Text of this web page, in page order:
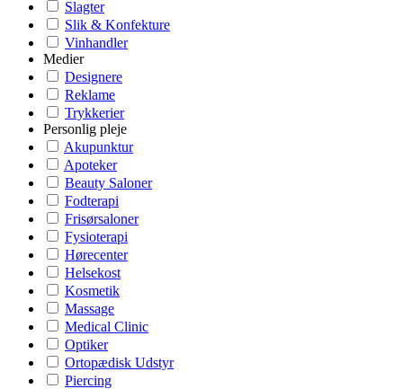
Slagter
Slik & Konfekture
Vinhandler
Medier
Designere
Reklame
Trykkerier
Personlig pleje
Akupunktur
Apoteker
Beauty Saloner
Fodterapi
Frisørsaloner
Fysioterapi
Hørecenter
Helsekost
Kosmetik
Massage
Medical Clinic
Optiker
Ortopædisk Udstyr
Piercing